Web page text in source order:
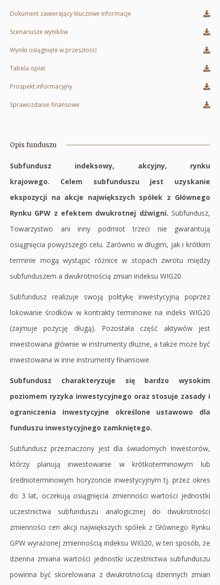
w
nowej
karcie
Dokument zawierający kluczowe informacje
w
nowej
karcie
Scenariusze wyników
się
w
nowej
karcie
Wyniki osiągnięte w przeszłości
w
nowej
Tabela opłat
w
Prospekt informacyjny
się
nowej
Sprawozdanie finansowe
w
Opis funduszu
Subfundusz indeksowy, akcyjny, rynku
krajowego. Celem subfunduszu jest uzyskanie
ekspozycji na akcje największych spółek z Głównego
Rynku GPW z efektem dwukrotnej dźwigni. Subfundusz,
Towarzystwo ani inny podmiot trzeci nie gwarantują
osiągnięcia powyższego celu. Zarówno w długim, jak i krótkim
terminie mogą wystąpić różnice w stopach zwrotu między
subfunduszem a dwukrotnością zmian indeksu WIG20.
Subfundusz realizuje swoją politykę inwestycyjną poprzez
lokowanie środków w kontrakty terminowe na indeks WIG20
(zajmuje pozycję długą). Pozostała część aktywów jest
inwestowana głównie w instrumenty dłużne, a także może być
inwestowana w inne instrumenty finansowe.
Subfundusz charakteryzuje się bardzo wysokim
poziomem ryzyka inwestycyjnego oraz stosuje zasady i
ograniczenia inwestycyjne określone ustawowo dla
funduszu inwestycyjnego zamkniętego.
Subfundusz przeznaczony jest dla świadomych Inwestorów,
którzy planują inwestowanie w krótkoterminowym lub
średnioterminowym horyzoncie inwestycyjnym tj. przez okres
do 3 lat, oczekują osiągnięcia zmienności wartości jednostki
uczestnictwa subfunduszu analogicznej do dwukrotności
zmienności cen akcji największych spółek z Głównego Rynku
GPW wyrażonej zmiennością indeksu WIG20, w ten sposób, że
dzienna zmiana wartości jednostki uczestnictwa subfunduszu
powinna być skorelowana z dwukrotnością dziennych zmian